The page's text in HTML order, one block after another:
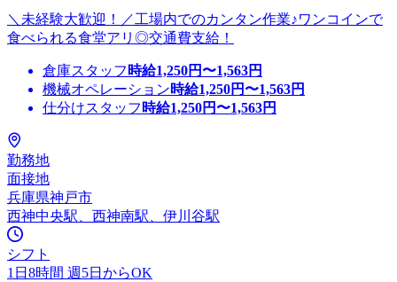
＼未経験大歓迎！／工場内でのカンタン作業♪ワンコインで
食べられる食堂アリ◎交通費支給！
倉庫スタッフ 時給1,250円〜1,563円
機械オペレーション時給1,250円〜1,563円
仕分けスタッフ 時給1,250円〜1,563円
勤務地
面接地
兵庫県神戸市
西神中央駅、西神南駅、伊川谷駅
シフト
1日8時間 週5日からOK